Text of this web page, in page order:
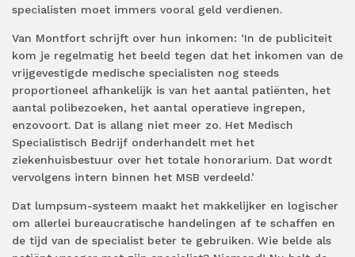
specialisten moet immers vooral geld verdienen.
Van Montfort schrijft over hun inkomen: ‘In de publiciteit
kom je regelmatig het beeld tegen dat het inkomen van de
vrijgevestigde medische specialisten nog steeds
proportioneel afhankelijk is van het aantal patiënten, het
aantal polibezoeken, het aantal operatieve ingrepen,
enzovoort. Dat is allang niet meer zo. Het Medisch
Specialistisch Bedrijf onderhandelt met het
ziekenhuisbestuur over het totale honorarium. Dat wordt
vervolgens intern binnen het MSB verdeeld.’
Dat lumpsum-systeem maakt het makkelijker en logischer
om allerlei bureaucratische handelingen af te schaffen en
de tijd van de specialist beter te gebruiken. Wie belde als